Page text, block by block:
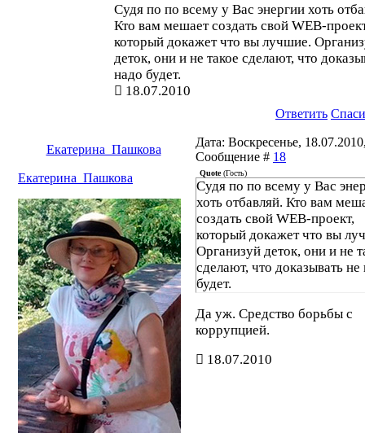
графике, анимации, поэзии. НАВЕРНО,
ПЛОХОЙ ДИЗАЙН!!! И это при учете
мои учащиеся занимали места на
конкурсах программистов (я учитель
информатики), сайт лучший по дизайну в
области, школа получила 1 миллион по
программе "Информатизации" и много
еще. У меня нет только классного
Как потом оказалось, нужен был "откат"
размере 25-30%. И я бы получил свою
Итог: больше принимать участие в этом
конкурсе не буду и другим не советую.
Судя по по всему у Вас энергии хоть
Кто вам мешает создать свой WEB-
который докажет что вы лучшие.
деток, они и не такое сделают, что
надо будет.
18.07.2010
Ответить
Екатерина_Пашкова
Дата: Воскресенье,
Сообщение # 18
Екатерина_Пашкова
Quote(Гость)
Судя по по всему у Вас
хоть отбавляй. Кто вам
создать свой WEB-проект,
который докажет что вы
Организуй деток, они и не
сделают, что доказывать не
будет.
Да уж. Средство борьбы с
коррупцией.
18.07.2010